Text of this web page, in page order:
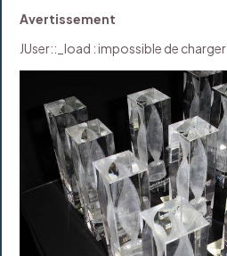
Avertissement
JUser::_load : impossible de